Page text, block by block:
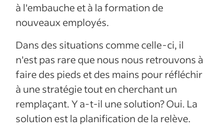
à l'embauche et à la formation de
nouveaux employés.
Dans des situations comme celle-ci, il
n'est pas rare que nous nous retrouvons à
faire des pieds et des mains pour réfléchir
à une stratégie tout en cherchant un
remplaçant. Y a-t-il une solution? Oui. La
solution est la planification de la relève.